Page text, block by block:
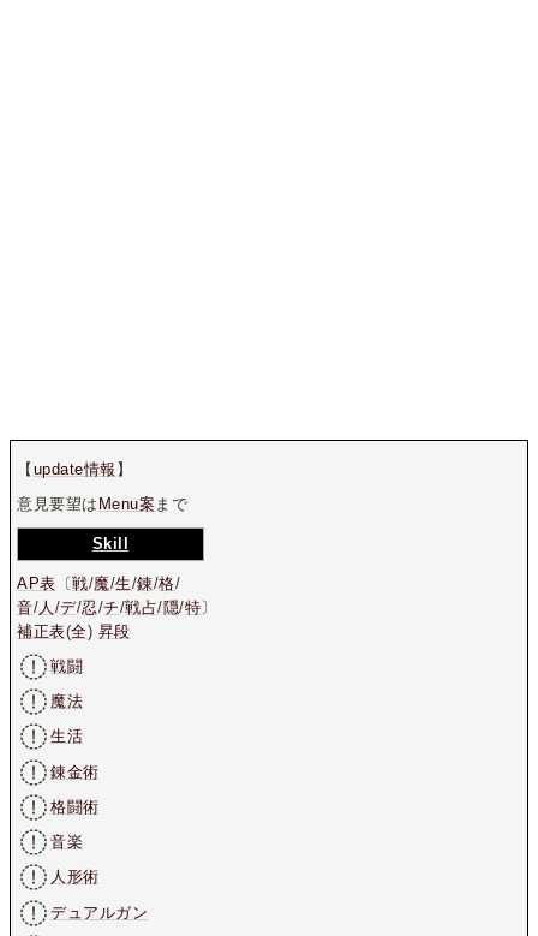
【update情報 】
意見要望は Menu案 まで
Skill
AP表 〔戦/魔/生/錬/格/
音/ 人 /デ/忍/チ/戦占/隠/特〕
補正表(全) 昇段
戦闘
魔法
生活
錬金術
格闘術
音楽
人形術
デュアルガン